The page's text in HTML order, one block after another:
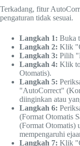
Terkadang, fitur
pengaturan tidak sesuai.
Langkah 1: Buka
Langkah 2: Klik
Langkah 3: Pilih
Langkah 4: Klik
Otomatis).
Langkah 5:
"AutoCorrect"
diinginkan atau
Langkah 6:
(Format Otomatis
(Format Otomatis)
mempengaruhi
Langkah 7: Klik